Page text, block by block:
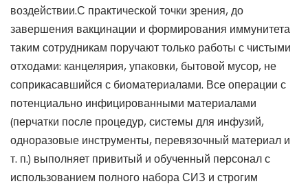
воздействии.С практической точки зрения, до
завершения вакцинации и формирования иммунитета
таким сотрудникам поручают только работы с чистыми
отходами: канцелярия, упаковки, бытовой мусор, не
соприкасавшийся с биоматериалами. Все операции с
потенциально инфицированными материалами
(перчатки после процедур, системы для инфузий,
одноразовые инструменты, перевязочный материал и
т. п.) выполняет привитый и обученный персонал с
использованием полного набора СИЗ и строгим